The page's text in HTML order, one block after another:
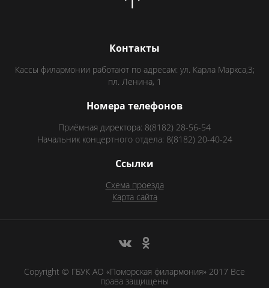
Контакты
Кассы филармонии работают по адресам: ул. Карла Маркса,3;
пл. Ленина, 1
Номера телефонов
Приёмная директора: 8(8182) 28-56-54
Начальник концертного отдела: 8(8182) 20-40-24
Ссылки
Схема проезда
Карта сайта
Copyright © ГБУК АО «Поморская филармония» 2017 Все
права защищены